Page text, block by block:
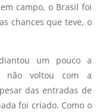
campo, o Brasil foi
chances que teve, o
um pouco a
não voltou com a
das entradas de
foi criado. Como o